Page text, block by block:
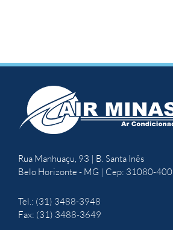
Rua Manhuaçu, 93 | B. Santa Inês
Belo Horizonte - MG | Cep: 31080-400
Tel.: (31) 3488-3948
Fax: (31) 3488-3649